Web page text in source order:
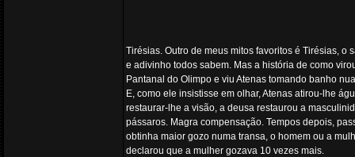
Tirésias. Outro de meus mitos favoritos é Tirésias,
e adivinho todos sabem. Mas a história de como
Pantanal do Olimpo e viu Atenas tomando banho
E, como ele insistisse em olhar, Atenas atirou-lhe
restaurar-lhe a visão, a deusa restaurou a
pássaros. Magra compensação. Tempos depois,
obtinha maior gozo numa transa, o homem ou a
declarou que a mulher gozava 10 vezes mais.